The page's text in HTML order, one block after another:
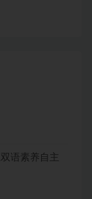
语素养自主